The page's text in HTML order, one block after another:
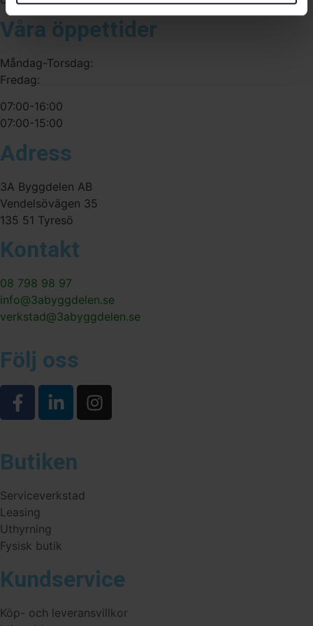
Våra öppettider
Måndag-Torsdag:
Fredag:
07:00-16:00
07:00-15:00
Adress
3A Byggdelen AB
Vendelsövägen 35
135 51 Tyresö
Kontakt
08 798 98 97
info@3abyggdelen.se
verkstad@3abyggdelen.se
Följ oss
Butiken
Serviceverkstad
Leasing
Uthyrning
Fysisk butik
Kundservice
Köp- och leveransvillkor